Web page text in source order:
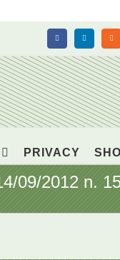
FacebookLinkedIn Rss
PRIVACY
09/2012 n.